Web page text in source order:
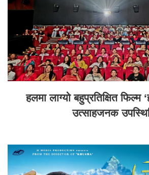
हलमा लाग्यो बहुप्रतिक्षित फिल्म
उत्साहजनक